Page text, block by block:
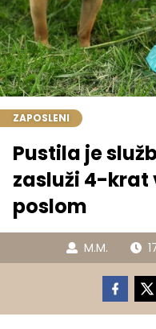
ZAPOSLENI
Pustila je
zasluži 4-krat
poslom
M.M.